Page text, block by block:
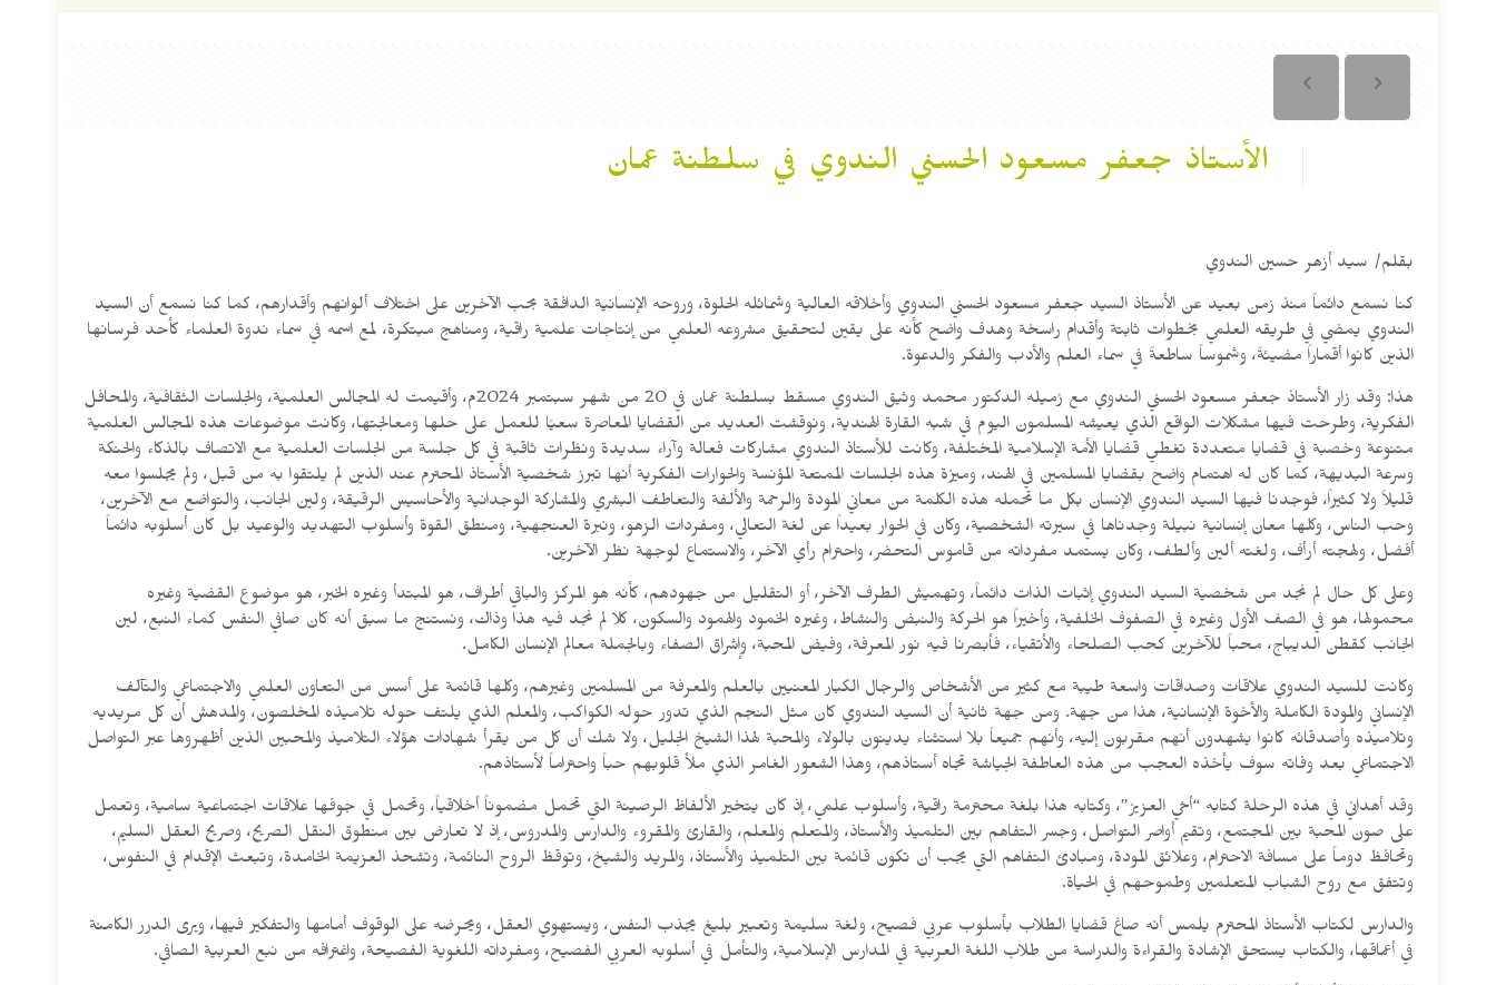
الأستاذ جعفر مسعود الحسني الندوي في سلطنة عمان
بقلم/ سيد أزهر حسين الندوي
كنا نسمع دائماً منذ زمن بعيد عن الأستاذ السيد جعفر مسعود الحسني الندوي وأخلاقه العالية وشمائله الحلوة، وروحه الإنسانية الدافقة بحب الآخرين على اختلاف ألوانهم وأقدارهم، كما كنا نسمع أن السيد
الندوي يمضي في طريقه العلمي بخطوات ثابتة وأقدام راسخة وهدف واضح كأنه على يقين لتحقيق مشروعه العلمي من إنتاجات علمية راقية، ومناهج مبتكرة، لمع اسمه في سماء ندوة العلماء كأحد فرسانها
الذين كانوا أقماراً مضيئةً، وشموساً ساطعةً في سماء العلم والأدب والفكر والدعوة.
هذا: وقد زار الأستاذ جعفر مسعود الحسني الندوي مع زميله الدكتور محمد وثيق الندوي مسقط بسلطنة عمان في 20 من شهر سبتمبر 2024م، وأقيمت له المجالس العلمية، والجلسات الثقافية، والمحافل
الفكرية، وطرحت فيها مشكلات الواقع الذي يعيشه المسلمون اليوم في شبه القارة الهندية، ونوقشت العديد من القضايا المعاصرة سعيًا للعمل على حلها ومعالجتها، وكانت موضوعات هذه المجالس العلمية
متنوعة وخصبة في قضايا متعددة تغطي قضايا الأمة الإسلامية المختلفة، وكانت للأستاذ الندوي مشاركات فعالة وآراء سديدة ونظرات ثاقبة في كل جلسة من الجلسات العلمية مع الاتصاف بالذكاء والحنكة
وسرعة البديهة، كما كان له اهتمام واضح بقضايا المسلمين في الهند، وميزة هذه الجلسات الممتعة المؤنسة والحوارات الفكرية أنها تبرز شخصية الأستاذ المحترم عند الذين لم يلتقوا به من قبل، ولم يجلسوا معه
قليلاً ولا كثيراً، فوجدنا فيها السيد الندوي الإنسان بكل ما تحمله هذه الكلمة من معاني المودة والرحمة والألفة والتعاطف البشري والمشاركة الوجدانية والأحاسيس الرقيقة، ولين الجانب، والتواضع مع الآخرين،
وحب الناس، وكلها معان إنسانية نبيلة وجدناها في سيرته الشخصية، وكان في الحوار بعيداً عن لغة التعالي، ومفردات الزهو، ونبرة العنجهية، ومنطق القوة وأسلوب التهديد والوعيد بل كان أسلوبه دائماً
أفضل، ولهجته أرأف، ولغته ألين وألطف، وكان يستمد مفرداته من قاموس التحضر، واحترام رأي الآخر، والاستماع لوجهة نظر الآخرين.
وعلى كل حال لم نجد من شخصية السيد الندوي إثبات الذات دائماً، وتهميش الطرف الآخر، أو التقليل من جهودهم، كأنه هو المركز والباقي أطراف، هو المبتدأ وغيره الخبر، هو موضوع القضية وغيره
محمولها، هو في الصف الأول وغيره في الصفوف الخلفية، وأخيراً هو الحركة والنبض والنشاط، وغيره الخمود والهمود والسكون، كلا لم نجد فيه هذا وذاك، ونستنج ما سبق أنه كان صافي النفس كماء النبع، لين
الجانب كقطن الديباج، محباً للآخرين كحب الصلحاء والأتقياء، فأبصرنا فيه نور المعرفة، وفيض المحبة، وإشراق الصفاء وبالجملة معالم الإنسان الكامل.
وكانت للسيد الندوي علاقات وصداقات واسعة طيبة مع كثير من الأشخاص والرجال الكبار المعنيين بالعلم والمعرفة من المسلمين وغيرهم، وكلها قائمة على أسس من التعاون العلمي والاجتماعي والتآلف
الإنساني والمودة الكاملة والأخوة الإنسانية، هذا من جهة. ومن جهة ثانية أن السيد الندوي كان مثل النجم الذي تدور حوله الكواكب، والمعلم الذي يلتف حوله تلاميذه المخلصون، والمدهش أن كل مريديه
وتلاميذه وأصدقائه كانوا يشهدون أنهم مقربون إليه، وأنهم جميعاً بلا استثناء يدينون بالولاء والمحبة لهذا الشيخ الجليل، ولا شك أن كل من يقرأ شهادات هؤلاء التلاميذ والمحبين الذين أظهروها عبر التواصل
الاجتماعي بعد وفاته سوف يأخذه العجب من هذه العاطفة الجياشة تجاه أستاذهم، وهذا الشعور الغامر الذي ملأ قلوبهم حباً واحتراماً لأستاذهم.
وقد أهداني في هذه الرحلة كتابه “أخي العزيز”، وكتابه هذا بلغة محترمة راقية، وأسلوب علمي، إذ كان يتخير الألفاظ الرصينة التي تحمل مضموناً أخلاقياً، وتحمل في جوفها علاقات اجتماعية سامية، وتعمل
على صون المحبة بين المجتمع، وتقيم أواصر التواصل، وجسر التفاهم بين التلميذ والأستاذ، والمتعلم والمعلم، والقارئ والمقروء والدارس والمدروس، إذ لا تعارض بين منطوق النقل الصريح، وصريح العقل السليم،
وتحافظ دوماً على مسافة الاحترام، وعلائق المودة، ومبادئ التفاهم التي يجب أن تكون قائمة بين التلميذ والأستاذ، والمريد والشيخ، وتوقظ الروح النائمة، وتشحذ العزيمة الخامدة، وتبعث الإقدام في النفوس،
وتتفق مع روح الشباب المتعلمين وطموحهم في الحياة.
والدارس لكتاب الأستاذ المحترم يلمس أنه صاغ قضايا الطلاب بأسلوب عربي فصيح، ولغة سليمة وتعبير بليغ يجذب النفس، ويستهوي العقل، ويحرضه على الوقوف أمامها والتفكير فيها، ويرى الدرر الكامنة
في أعماقها، والكتاب يستحق الإشادة والقراءة والدراسة من طلاب اللغة العربية في المدارس الإسلامية، والتأملَ في أسلوبه العربي الفصيح، ومفرداته اللغوية الفصيحة، واغترافه من نبع العربية الصافي.